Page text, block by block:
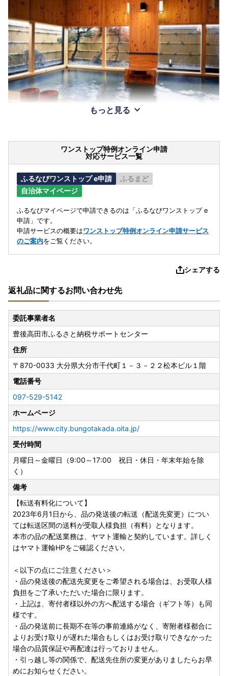
もっと見る
ワンストップ特例オンライン申請
対応サービス一覧
ふるなびワンストップ e申請
ふるまど
自治体マイページ
ふるなびマイページで申請できるのは「ふるなびワンストップ e
申請」です。
申請サービスの概要はワンストップ特例オンライン申請サービス
のご案内をご覧ください。
シェアする
返礼品に関するお問い合わせ先
委託事業者名
豊後高田市ふるさと納税サポートセンター
住所
〒870-0033 大分県大分市千代町１－３－２２松本ビル１階
電話番号
097-529-5142
ホームページ
https://www.city.bungotakada.oita.jp/
受付時間
月曜日～金曜日（9:00～17:00 祝日・休日・年末年始を除
く）
備考
【転送有料化について】
2023年6月1日から、品の発送後の転送（配送先変更）につい
ては転送区間の送料が受取人様負担（有料）となります。
本市の品の配送業務は、ヤマト運輸と契約しています。詳しく
はヤマト運輸HPをご確認ください。
＜以下の点にご注意ください＞
・品の発送後の配送先変更をご希望される場合は、お受取人様
負担をご了承いただいた場合に限ります。
・上記は、寄付者様以外の方へ配送する場合（ギフト等）も同
様です。
・品の発送前に長期不在等の事前連絡がなく、寄附者様都合に
よりお受け取りが遅れた場合もしくはお受け取りできなかった
場合の品質保証や再配達は行っておりません。
・引っ越し等の関係で、配送先住所の変更がありましたらお早
めにお知らせください。